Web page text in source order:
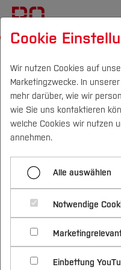
Campus Personen
Studium
Vor dem
Bewerben &
Im Studium
Studienbüros und
Nach dem
Forschung
Profil
Forschungs-
Schwerpunkte
Beratung &
Nachhaltigkeit
International
25.06.2026
Bereits zum 7.
ausgezeichnet
Cookie
Wir nutzen Cookies auf
Marketingzwecke. In unserer
mehr darüber, wie wir
wie Sie uns kontaktieren
welche Cookies wir nutzen
annehmen.
Alle auswählen
Notwendige
Einbettung